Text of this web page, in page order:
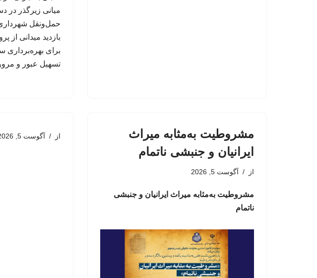
میانی زیرگذر
حمل‌ونقل
بازدید میدانی از
برای بهره‌برداری
تسهیل عبور و
مشروطیت به‌مثابه میراث
ایرانیان و جنبشی ناتمام
از آگوست 5, 2026
مشروطیت به‌مثابه میراث ایرانیان و جنبشی
ناتمام
از آگوست 5, 2026